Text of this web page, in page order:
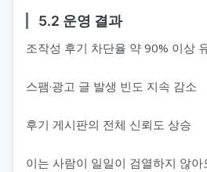
5.2 운영 결과
조작성 후기 차단율 약 90% 이상
스팸·광고 글 발생 빈도 지속 감소
후기 게시판의 전체 신뢰도 상승
이는 사람이 일일이 검열하지 않아